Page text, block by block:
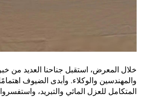
خلال المعرض، استقبل جناحنا العديد من
والمهندسين والوكلاء. وأبدى الضيوف
المتكامل للعزل المائي والتبريد،